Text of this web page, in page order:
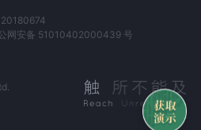
网安备 51010402000439 号